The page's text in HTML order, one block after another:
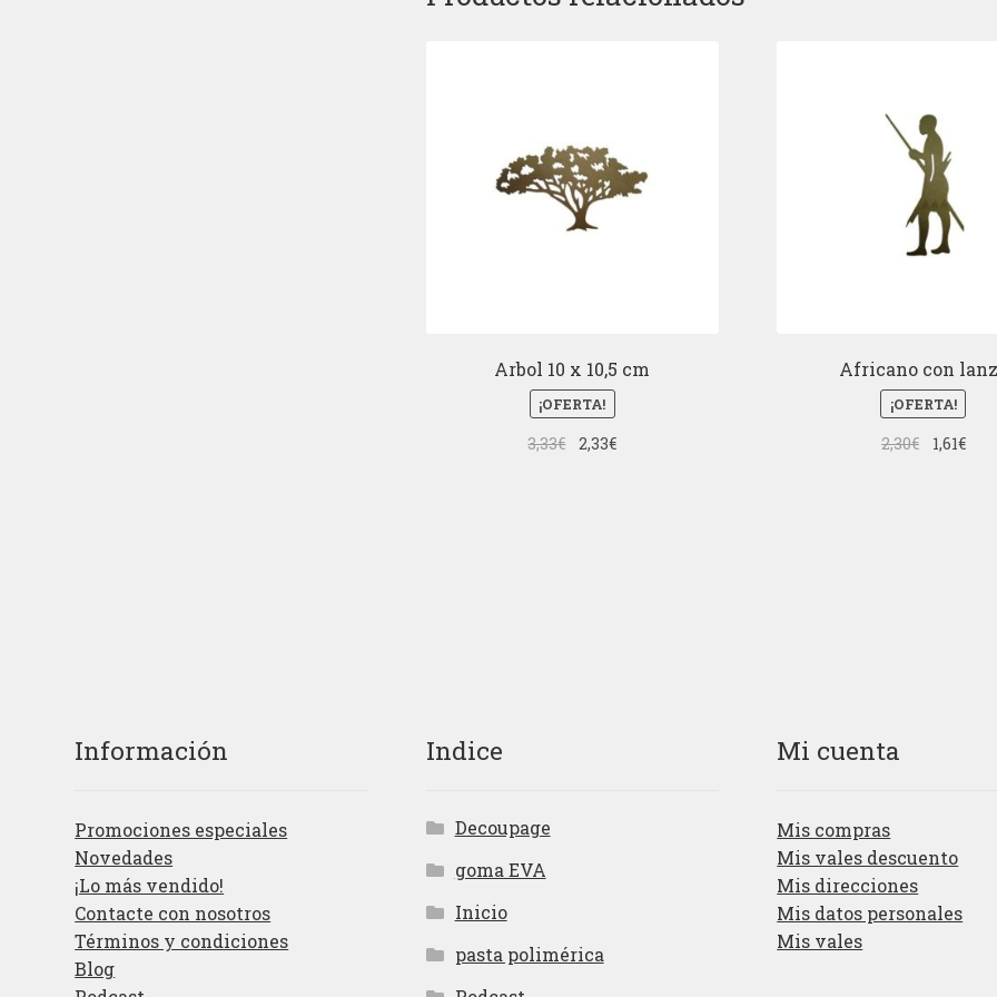
Arbol 10 x 10,5 cm
¡OFERTA!
3,33€
El
2,33€El
Africano con
¡OFERTA!
2,30€
El1,61€El
Información
Promociones especiales
Novedades
¡Lo más vendido!
Contacte con nosotros
Términos y condiciones
Blog
Indice
Decoupage
goma EVA
Inicio
pasta polimérica
Mi cuenta
Mis compras
Mis vales descuento
Mis direcciones
Mis datos personales
Mis vales